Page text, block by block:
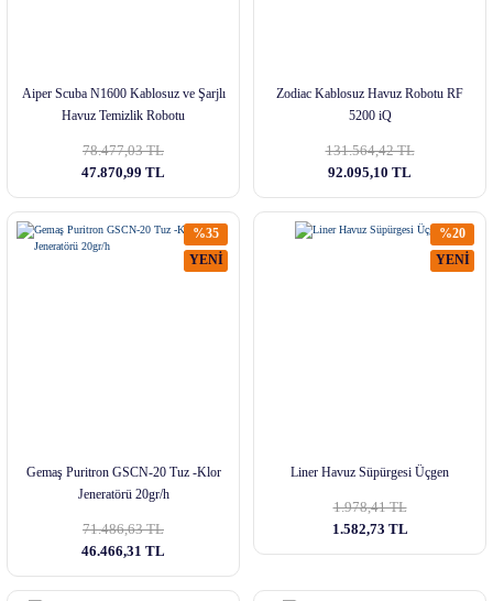
Aiper Scuba N1600 Kablosuz ve Şarjlı
Havuz Temizlik Robotu
78.477,03 TL
47.870,99 TL
Zodiac Kablosuz Havuz Robotu RF
5200 iQ
131.564,42 TL
92.095,10 TL
%35
YENİ
Gemaş Puritron GSCN-20 Tuz -Klor
Jeneratörü 20gr/h
71.486,63 TL
46.466,31 TL
%20
YENİ
Liner Havuz Süpürgesi Üçgen
1.978,41 TL
1.582,73 TL